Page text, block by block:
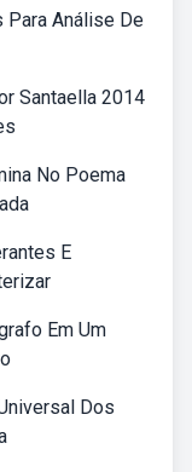
Para Análise De
Santaella 2014
No Poema
E
Em Um
Dos